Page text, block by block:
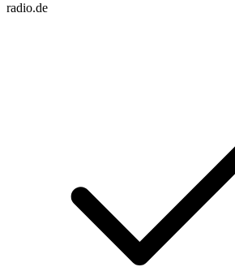
radio.de